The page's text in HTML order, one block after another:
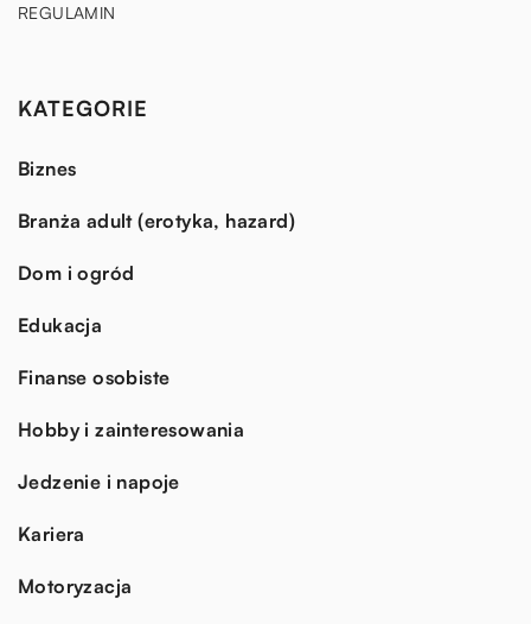
REGULAMIN
KATEGORIE
Biznes
Branża adult (erotyka, hazard)
Dom i ogród
Edukacja
Finanse osobiste
Hobby i zainteresowania
Jedzenie i napoje
Kariera
Motoryzacja